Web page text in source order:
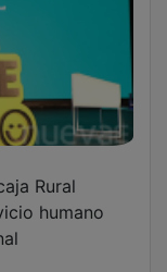
el 'XVII